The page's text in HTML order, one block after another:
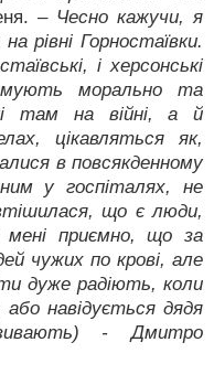
– Чесно кажучи, я
рівні Горностаївки.
і херсонські
морально та
там на війні, а й
цікавляться як,
в повсякденному
у госпіталях, не
що є люди,
мені приємно, що за
чужих по крові, але
дуже радіють, коли
навідується дядя
- Дмитро